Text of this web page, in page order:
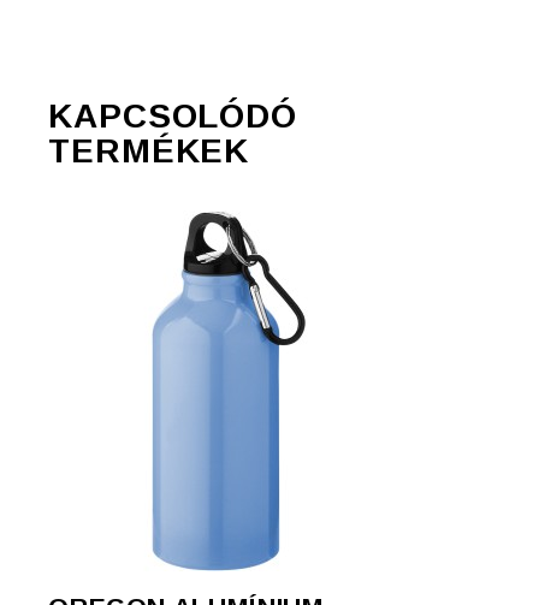
KAPCSOLÓDÓ
TERMÉKEK